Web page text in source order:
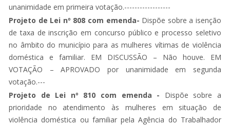
unanimidade em primeira votação.------------------
Projeto de Lei nº 808 com emenda- Dispõe sobre a isenção
de taxa de inscrição em concurso público e processo seletivo
no âmbito do município para as mulheres vítimas de violência
doméstica e familiar. EM DISCUSSÃO – Não houve. EM
VOTAÇÃO – APROVADO por unanimidade em segunda
votação.---
Projeto de Lei nº 810 com emenda - Dispõe sobre a
prioridade no atendimento às mulheres em situação de
violência doméstica ou familiar pela Agência do Trabalhador